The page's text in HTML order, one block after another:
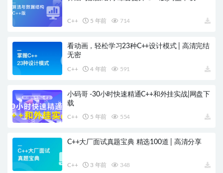
C++ 5 年前 714
看动画，轻松学习23种C++设计模式 | 高清完结
无密
C++ 4 年前 591
小码哥 -30小时快速精通C++和外挂实战|网盘下
载
C++ 5 年前 554
C++大厂面试真题宝典 精选100道 | 高清分享
C++ 3 年前 348